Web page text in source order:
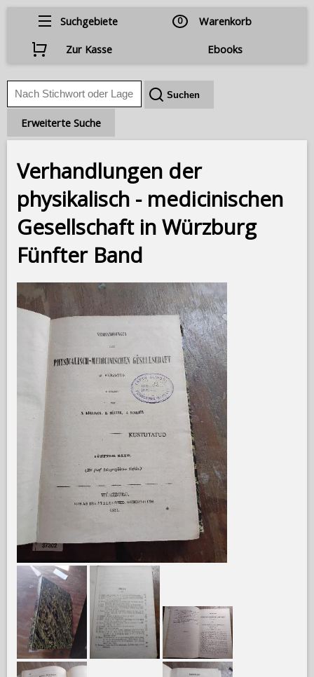
Suchgebiete 0
Warenkorb
Zur Kasse
Ebooks
Erweiterte Suche
Verhandlungen der
physikalisch - medicinischen
Gesellschaft in Würzburg
Fünfter Band